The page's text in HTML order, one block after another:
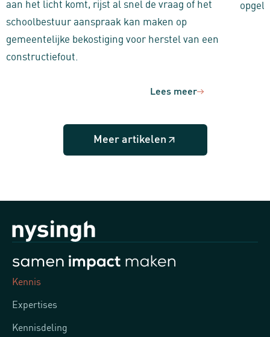
schoolbestuur aanspraak kan maken op
gemeentelijke bekostiging voor herstel van een
constructiefout.
Lees meer
Meer artikelen
Kennis
Expertises
Kennisdeling